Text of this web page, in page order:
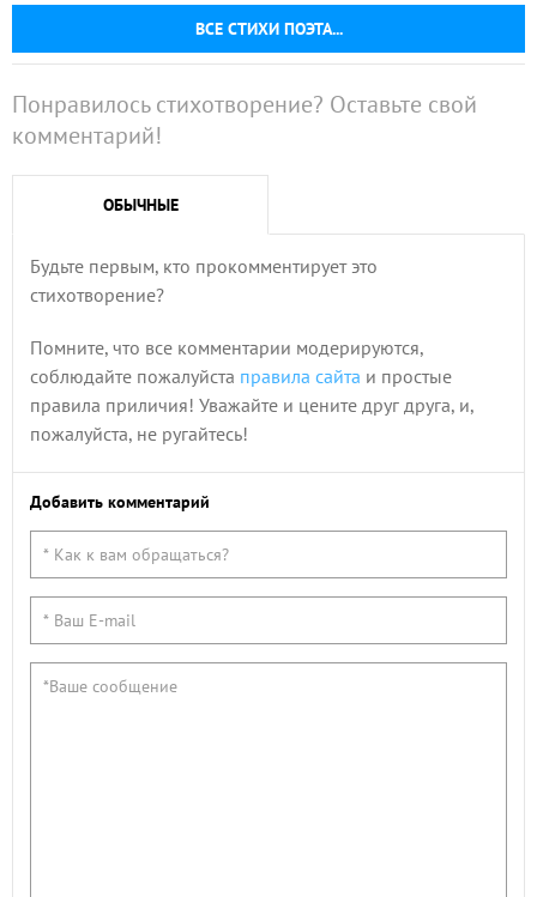
ВСЕ СТИХИ ПОЭТА...
Понравилось стихотворение? Оставьте свой
комментарий!
ОБЫЧНЫЕ
Будьте первым, кто прокомментирует это
стихотворение?
Помните, что все комментарии модерируются,
соблюдайте пожалуйста правила сайта и простые
правила приличия! Уважайте и цените друг друга, и,
пожалуйста, не ругайтесь!
Добавить комментарий